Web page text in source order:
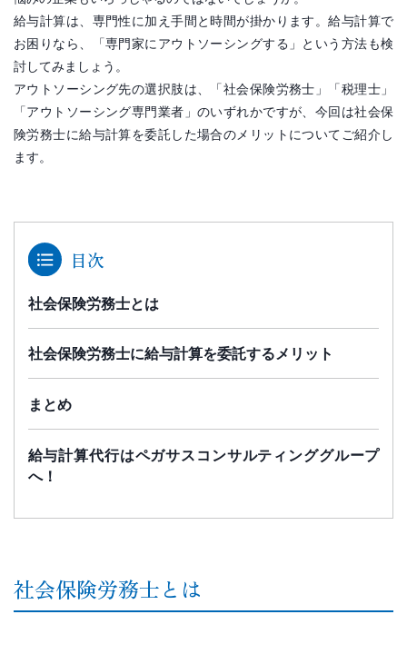
給与計算は、専門性に加え手間と時間が掛かります。給与計算で
お困りなら、「専門家にアウトソーシングする」という方法も検
討してみましょう。
アウトソーシング先の選択肢は、「社会保険労務士」「税理士」
「アウトソーシング専門業者」のいずれかですが、今回は社会保
険労務士に給与計算を委託した場合のメリットについてご紹介し
ます。
目次
社会保険労務士とは
社会保険労務士に給与計算を委託するメリット
まとめ
給与計算代行はペガサスコンサルティンググループ
へ！
社会保険労務士とは